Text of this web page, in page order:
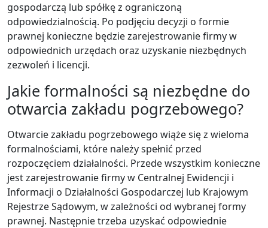
gospodarczą lub spółkę z ograniczoną
odpowiedzialnością. Po podjęciu decyzji o formie
prawnej konieczne będzie zarejestrowanie firmy w
odpowiednich urzędach oraz uzyskanie niezbędnych
zezwoleń i licencji.
Jakie formalności są niezbędne do
otwarcia zakładu pogrzebowego?
Otwarcie zakładu pogrzebowego wiąże się z wieloma
formalnościami, które należy spełnić przed
rozpoczęciem działalności. Przede wszystkim konieczne
jest zarejestrowanie firmy w Centralnej Ewidencji i
Informacji o Działalności Gospodarczej lub Krajowym
Rejestrze Sądowym, w zależności od wybranej formy
prawnej. Następnie trzeba uzyskać odpowiednie